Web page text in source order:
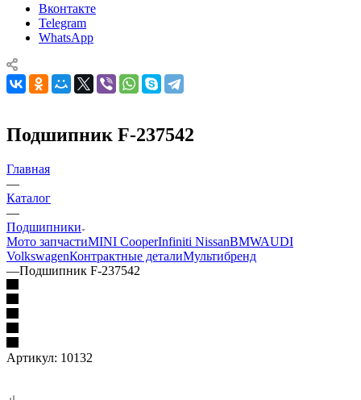
Вконтакте
Telegram
WhatsApp
Подшипник F-237542
Главная
—
Каталог
—
Подшипники
Мото запчастиMINI CooperInfiniti NissanBMWAUDI
VolkswagenКонтрактные деталиМультибренд
—Подшипник F-237542
Артикул: 10132